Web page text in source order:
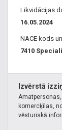
Likvidācijas
16.05.2024
NACE kods
7410
Izvērstā
komercķīlas,
vēsturiskā